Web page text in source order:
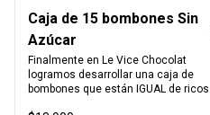
Caja de 15 bombones Sin
Azúcar
Finalmente en Le Vice Chocolat
logramos desarrollar una caja de
bombones que están IGUAL de ricos